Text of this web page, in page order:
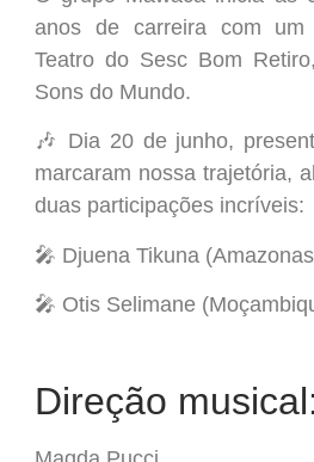
anos de carreira com um
Teatro do Sesc Bom
Sons do Mundo.
🎶 Dia 20 de junho,
marcaram nossa trajetória,
duas participações incríveis:
🎤 Djuena Tikuna
🎤 Otis Selimane
Direção musical:
Magda Pucci.